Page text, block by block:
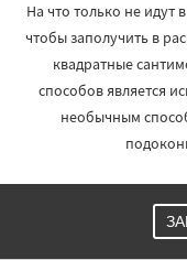
На что только не идут
чтобы заполучить в
квадратные
способов является
необычным